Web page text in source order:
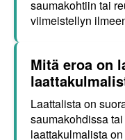
saumakohtiin tai
viimeistellyn
Mitä eroa on
Laattalista on
saumakohdissa
laattakulmalista